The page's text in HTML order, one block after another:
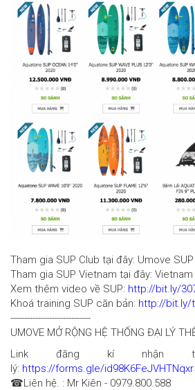
Tham gia SUP Club tại đây: Umove
Tham gia SUP Vietnam tại đây:
Xem thêm video về SUP: http://bit.ly/
Khoá training SUP căn bản: http://bit.ly/
-----------------------------
UMOVE MỞ RỘNG HỆ THỐNG ĐẠI LÝ
Link đăng kí nhận
lý: https://forms.gle/
☎Liên hệ. : Mr Kiên - 0979.800.588